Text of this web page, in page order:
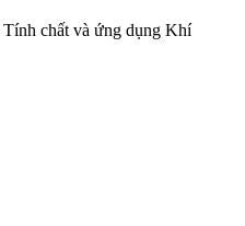
Tính chất và ứng dụng Khí